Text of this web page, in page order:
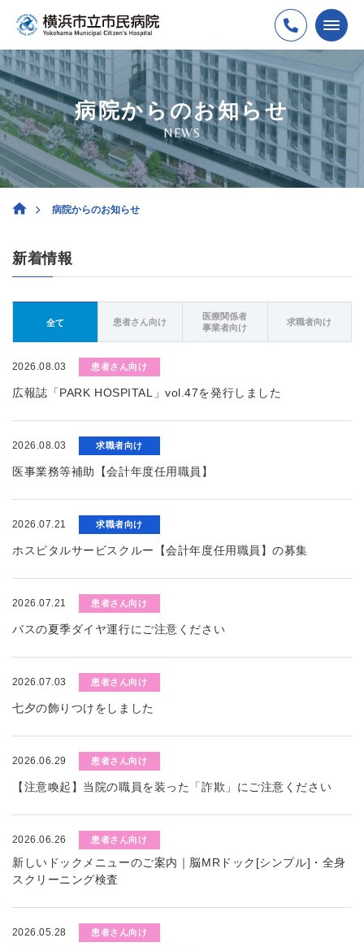
病院からのお知らせ
NEWS
病院からのお知らせ
新着情報
全て 患者さん向け
医療関係者
事業者向け
求職者向け
2026.08.03 患者さん向け
広報誌「PARK HOSPITAL」vol.47を発行しました
2026.08.03 求職者向け
医事業務等補助【会計年度任用職員】
2026.07.21 求職者向け
ホスピタルサービスクルー【会計年度任用職員】の募集
2026.07.21 患者さん向け
バスの夏季ダイヤ運行にご注意ください
2026.07.03 患者さん向け
七夕の飾りつけをしました
2026.06.29 患者さん向け
【注意喚起】当院の職員を装った「詐欺」にご注意ください
2026.06.26 患者さん向け
新しいドックメニューのご案内｜脳MRドック[シンプル]・全身
スクリーニング検査
2026.05.28 患者さん向け